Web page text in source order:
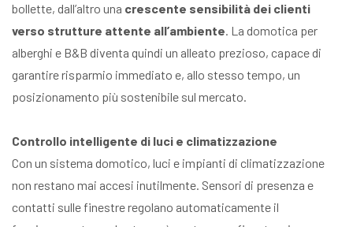
bollette, dall’altro una crescente sensibilità dei clienti
verso strutture attente all’ambiente. La domotica per
alberghi e B&B diventa quindi un alleato prezioso, capace di
garantire risparmio immediato e, allo stesso tempo, un
posizionamento più sostenibile sul mercato.
Controllo intelligente di luci e climatizzazione
Con un sistema domotico, luci e impianti di climatizzazione
non restano mai accesi inutilmente. Sensori di presenza e
contatti sulle finestre regolano automaticamente il